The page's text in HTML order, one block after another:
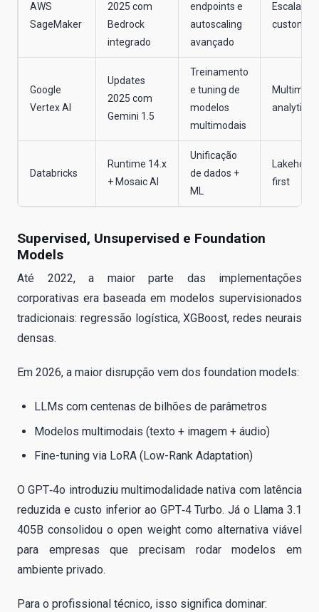
AWS
SageMaker
2025 com
Bedrock
integrado
endpoints e
autoscaling
avançado
Escala e
Google
Vertex AI
Updates
2025 com
Gemini 1.5
Treinamento
e tuning de
modelos
multimodais
analytics
Databricks
Runtime 14.x
+ Mosaic AI
Unificação
de dados +
ML
first
Supervised, Unsupervised e Foundation
Models
Até 2022, a maior parte das implementações
corporativas era baseada em modelos supervisionados
tradicionais: regressão logística, XGBoost, redes neurais
densas.
Em 2026, a maior disrupção vem dos foundation models:
LLMs com centenas de bilhões de parâmetros
Modelos multimodais (texto + imagem + áudio)
Fine-tuning via LoRA (Low-Rank Adaptation)
O GPT‑4o introduziu multimodalidade nativa com latência
reduzida e custo inferior ao GPT‑4 Turbo. Já o Llama 3.1
405B consolidou o open weight como alternativa viável
para empresas que precisam rodar modelos em
ambiente privado.
Para o profissional técnico, isso significa dominar: